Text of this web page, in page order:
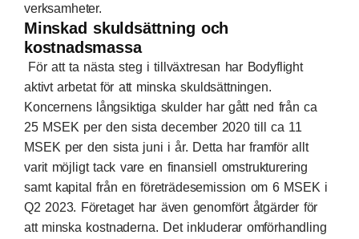
verksamheter.
Minskad skuldsättning och
kostnadsmassa
För att ta nästa steg i tillväxtresan har Bodyflight
aktivt arbetat för att minska skuldsättningen.
Koncernens långsiktiga skulder har gått ned från ca
25 MSEK per den sista december 2020 till ca 11
MSEK per den sista juni i år. Detta har framför allt
varit möjligt tack vare en finansiell omstrukturering
samt kapital från en företrädesemission om 6 MSEK i
Q2 2023. Företaget har även genomfört åtgärder för
att minska kostnaderna. Det inkluderar omförhandling